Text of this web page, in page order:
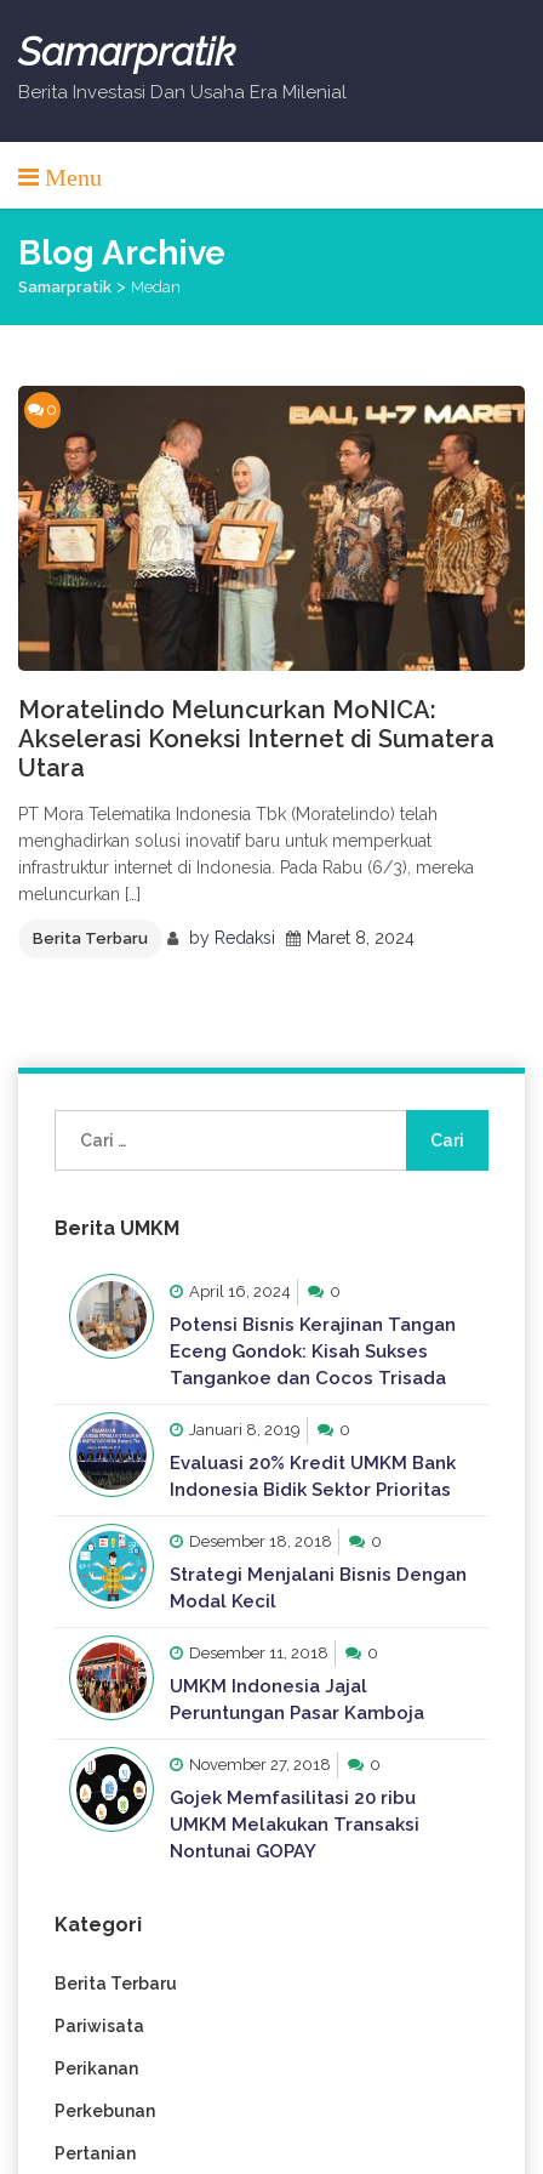
content
Samarpratik
Berita Investasi Dan Usaha Era Milenial
Menu
Blog Archive
Samarpratik > Medan
0
Moratelindo Meluncurkan MoNICA:
Akselerasi Koneksi Internet di Sumatera
Utara
PT Mora Telematika Indonesia Tbk (Moratelindo) telah
menghadirkan solusi inovatif baru untuk memperkuat
infrastruktur internet di Indonesia. Pada Rabu (6/3), mereka
meluncurkan […]
Berita Terbaru by Redaksi Maret 8, 2024
untuk:
Berita UMKM
April 16, 2024 0
Potensi Bisnis Kerajinan Tangan
Eceng Gondok: Kisah Sukses
Tangankoe dan Cocos Trisada
Januari 8, 2019 0
Evaluasi 20% Kredit UMKM Bank
Indonesia Bidik Sektor Prioritas
Desember 18, 2018 0
Strategi Menjalani Bisnis Dengan
Modal Kecil
Desember 11, 2018 0
UMKM Indonesia Jajal
Peruntungan Pasar Kamboja
November 27, 2018 0
Gojek Memfasilitasi 20 ribu
UMKM Melakukan Transaksi
Nontunai GOPAY
Kategori
Berita Terbaru
Pariwisata
Perikanan
Perkebunan
Pertanian